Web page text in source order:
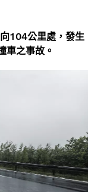
104公里處，發生
車之事故。